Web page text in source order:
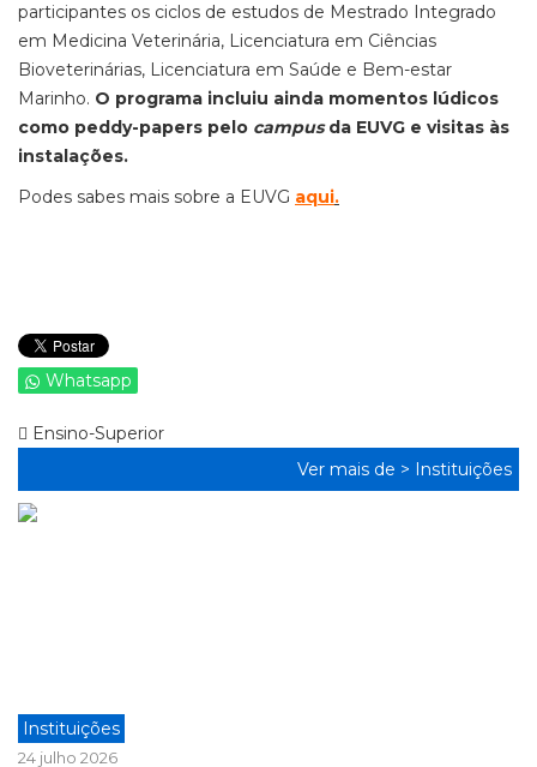
participantes os ciclos de estudos de Mestrado Integrado
em Medicina Veterinária, Licenciatura em Ciências
Bioveterinárias, Licenciatura em Saúde e Bem-estar
Marinho. O programa incluiu ainda momentos lúdicos
como peddy-papers pelo campusda EUVG e visitas às
instalações.
Podes sabes mais sobre a EUVG aqui.
Whatsapp
Ensino-Superior
Ver mais de > Instituições
Instituições
24 julho 2026